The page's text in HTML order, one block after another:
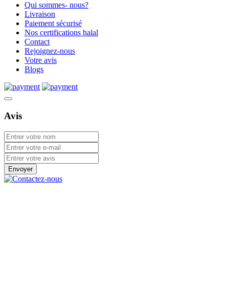
Qui sommes- nous?
Livraison
Paiement sécurisé
Nos certifications halal
Contact
Rejoignez-nous
Votre avis
Blogs
Avis
Envoyer